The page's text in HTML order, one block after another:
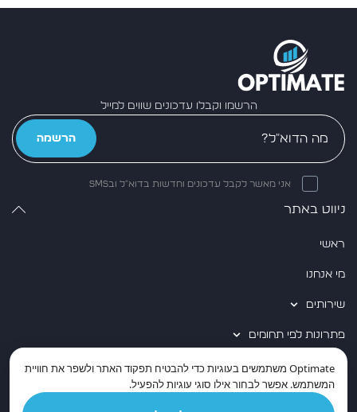
הרשמו וקבלו עדכונים שווים למייל
אני מאשר לקבל עדכונים וחדשות בדוא״ל ובSMS
הרשמה
ניווט באתר
ראשי
מי אנחנו
שירותים
פתרונות לפי תחומים
שותפים טכנולוגיים
מידע מקצועי
Optimate משתמשים בעוגיות כדי להבטיח תפקוד האתר ולשפר את חוויית
המשתמש. אפשר לבחור אילו סוגי עוגיות להפעיל.